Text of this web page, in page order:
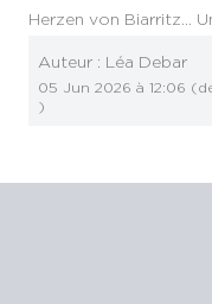
Herzen von Biarritz…
Auteur : Léa Debar
05 Jun 2026 à 12:06
)